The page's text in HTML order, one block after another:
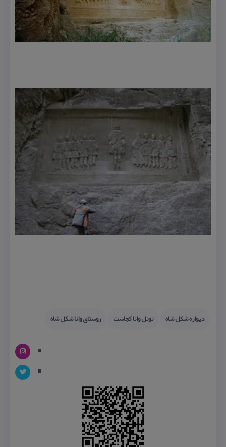
دیواره شكل شاه تونل وانا كجاست روستای وانا شكل شاه